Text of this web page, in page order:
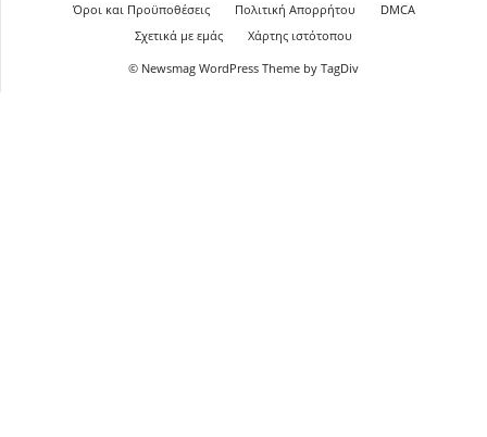
Όροι και Προϋποθέσεις Πολιτική Απορρήτου
DMCA
Σχετικά με εμάς
Χάρτης ιστότοπου
© Newsmag WordPress Theme by TagDiv